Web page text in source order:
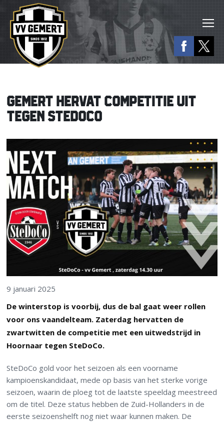
GEMERT HERVAT COMPETITIE UIT
TEGEN STEDOCO
9 januari 2025
De winterstop is voorbij, dus de bal gaat weer rollen
voor ons vaandelteam. Zaterdag hervatten de
zwartwitten de competitie met een uitwedstrijd in
Hoornaar tegen SteDoCo.
SteDoCo gold voor het seizoen als een voorname
kampioenskandidaat, mede op basis van het sterke vorige
seizoen, waarin de ploeg tot de laatste speeldag meestreed
om de titel. Deze status hebben de Zuid-Hollanders in de
eerste seizoenshelft nog niet waar kunnen maken. De